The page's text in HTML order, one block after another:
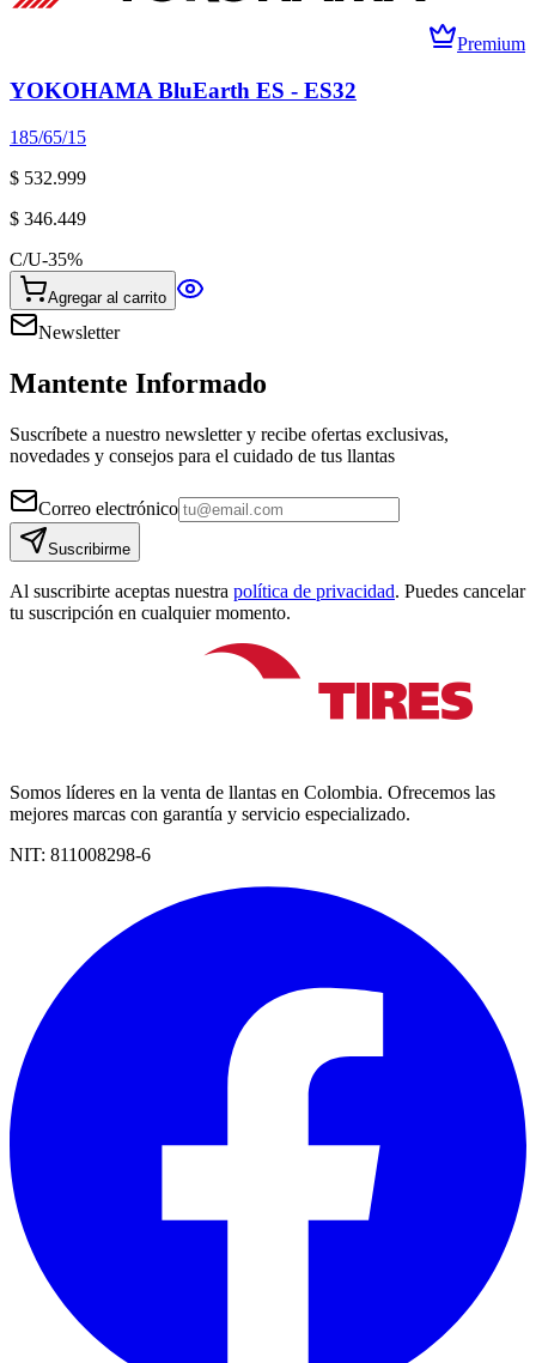
Premium
YOKOHAMA BluEarth ES - ES32
185/65/15
$ 532.999
$ 346.449
C/U-35%
Agregar al carrito
Newsletter
Mantente Informado
Suscríbete a nuestro newsletter y recibe ofertas exclusivas,
novedades y consejos para el cuidado de tus llantas
Correo electrónico
Suscribirme
Al suscribirte aceptas nuestra política de privacidad. Puedes cancelar
tu suscripción en cualquier momento.
Somos líderes en la venta de llantas en Colombia. Ofrecemos las
mejores marcas con garantía y servicio especializado.
NIT: 811008298-6